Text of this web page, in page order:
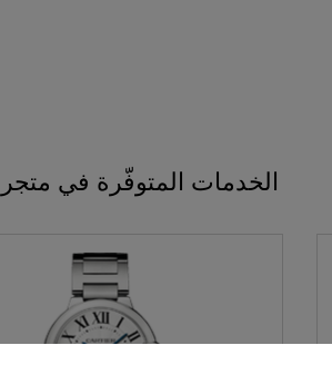
الخدمات المتوفّرة في متجر